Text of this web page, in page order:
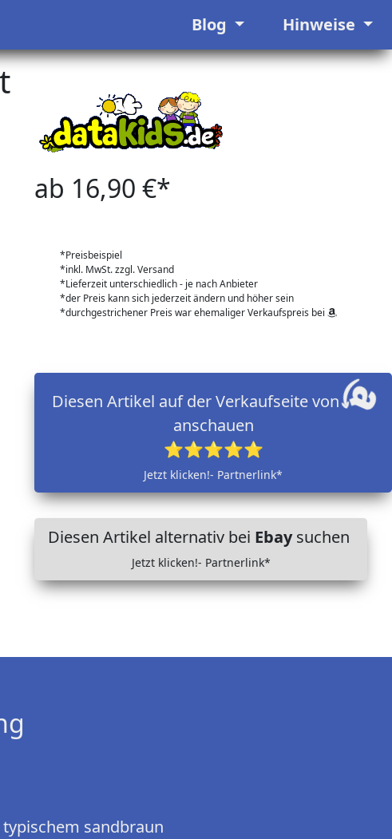
Blog Hinweise
ab 16,90 €*
*Preisbeispiel
*inkl. MwSt. zzgl. Versand
*Lieferzeit unterschiedlich - je nach Anbieter
*der Preis kann sich jederzeit ändern und höher sein
*durchgestrichener Preis war ehemaliger Verkaufspreis bei
Diesen Artikel auf der Verkaufseite von
anschauen
⭐⭐⭐⭐⭐
Jetzt klicken!- Partnerlink*
Diesen Artikel alternativ bei Ebaysuchen
Jetzt klicken!- Partnerlink*
sandbraun